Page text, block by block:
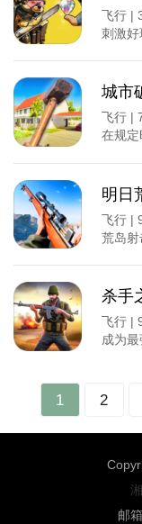
飞行 |
刺激
城市
飞行 |
在规
明日
飞行 |
荒岛射
杀手
飞行 |
成为
1 2
邮